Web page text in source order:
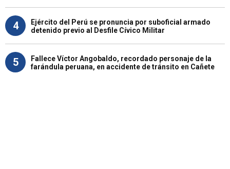
4
Ejército del Perú se pronuncia por suboficial armado
detenido previo al Desfile Cívico Militar
5
Fallece Víctor Angobaldo, recordado personaje de la
farándula peruana, en accidente de tránsito en Cañete